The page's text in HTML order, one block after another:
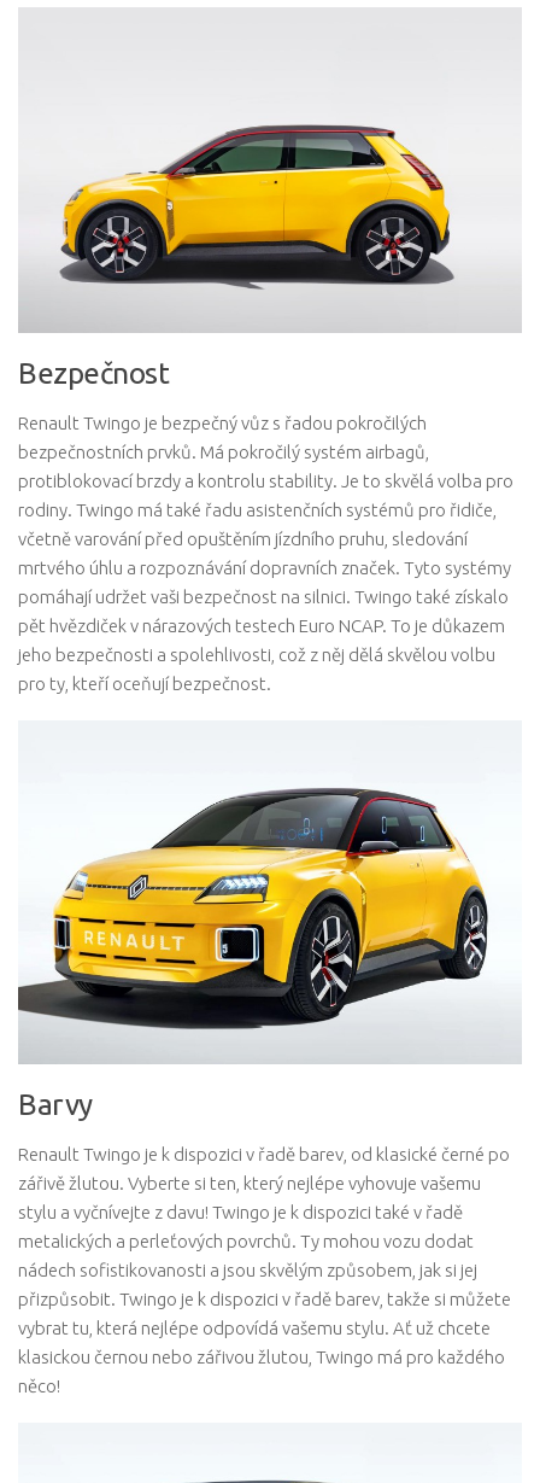
Bezpečnost
Renault Twingo je bezpečný vůz s řadou pokročilých
bezpečnostních prvků. Má pokročilý systém airbagů,
protiblokovací brzdy a kontrolu stability. Je to skvělá volba pro
rodiny. Twingo má také řadu asistenčních systémů pro řidiče,
včetně varování před opuštěním jízdního pruhu, sledování
mrtvého úhlu a rozpoznávání dopravních značek. Tyto systémy
pomáhají udržet vaši bezpečnost na silnici. Twingo také získalo
pět hvězdiček v nárazových testech Euro NCAP. To je důkazem
jeho bezpečnosti a spolehlivosti, což z něj dělá skvělou volbu
pro ty, kteří oceňují bezpečnost.
Barvy
Renault Twingo je k dispozici v řadě barev, od klasické černé po
zářivě žlutou. Vyberte si ten, který nejlépe vyhovuje vašemu
stylu a vyčnívejte z davu! Twingo je k dispozici také v řadě
metalických a perleťových povrchů. Ty mohou vozu dodat
nádech sofistikovanosti a jsou skvělým způsobem, jak si jej
přizpůsobit. Twingo je k dispozici v řadě barev, takže si můžete
vybrat tu, která nejlépe odpovídá vašemu stylu. Ať už chcete
klasickou černou nebo zářivou žlutou, Twingo má pro každého
něco!